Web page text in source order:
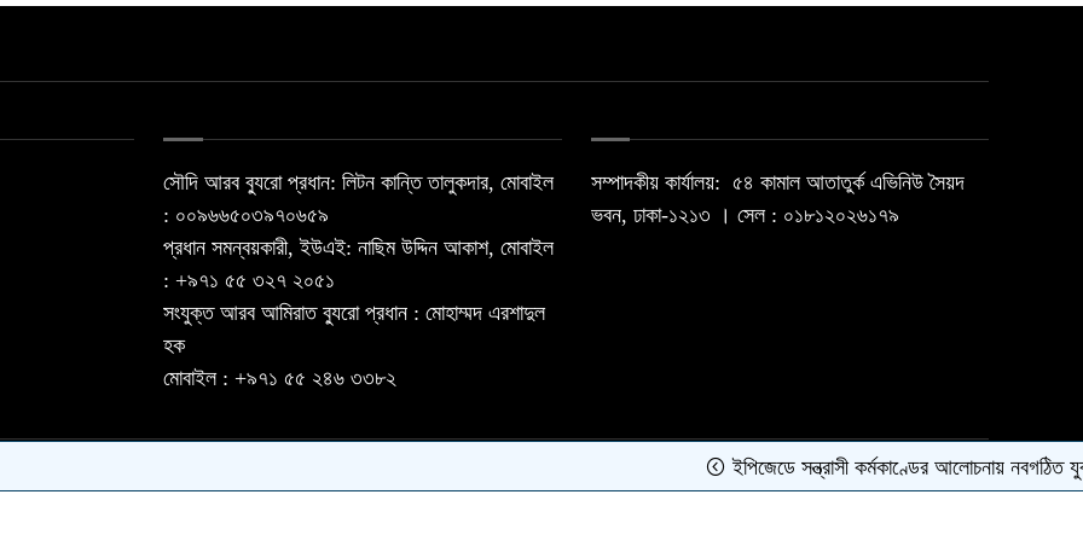
সৌদি আরব ব্যুরো প্রধান: লিটন কান্তি তালুকদার, মোবাইল
: ০০৯৬৬৫০৩৯৭০৬৫৯
প্রধান সমন্বয়কারী, ইউএই: নাছিম উদ্দিন আকাশ, মোবাইল
: ‪+৯৭১ ৫৫ ৩২৭ ২০৫১‬
সংযুক্ত আরব আমিরাত ব্যুরো প্রধান : মোহাম্মদ এরশাদুল
হক
মোবাইল : +৯৭১ ৫৫ ২৪৬ ৩৩৮২
সম্পাদকীয় কার্যালয়: ৫৪ কামাল আতাতুর্ক এভিনিউ সৈয়দ
ভবন, ঢাকা-১২১৩ । সেল : ০১৮১২০২৬১৭৯
Best Web Design ByTrust Soft BD
ইপিজেডে সন্ত্রাসী কর্মকাণ্ডের আলোচনায় নবগঠিত